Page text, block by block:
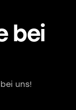
bei
uns!